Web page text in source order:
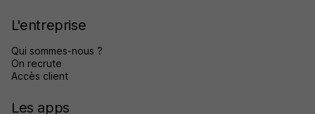
L'entreprise
Qui sommes-nous ?
On recrute
Accès client
Les apps